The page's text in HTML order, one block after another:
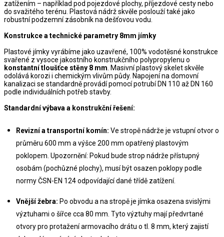
zatížením – například pod pojezdové plochy, příjezdové cesty nebo
do svažitého terénu. Plastová nádrž skvěle poslouží také jako
robustní podzemní zásobník na dešťovou vodu.
Konstrukce a technické parametry 8mm jímky
Plastové jímky vyrábíme jako uzavřené, 100% vodotěsné konstrukce
konstantní tloušťce stěny 8 mm. Masivní plastový skelet skvěle
odolává korozi i chemickým vlivům půdy. Napojení na domovní
kanalizaci se standardně provádí pomocí potrubí DN 110 až DN 160
podle individuálních potřeb stavby.
Standardní výbava a konstrukční řešení:
Revizní a transportní komín: Ve stropě nádrže je vstupní otvor o
průměru 600 mm a výšce 200 mm opatřený plastovým
poklopem. Upozornění: Pokud bude strop nádrže přístupný
osobám (pochůzné plochy), musí být osazen poklopy podle
normy ČSN-EN 124 odpovídající dané třídě zatížení.
Vnější žebra: Po obvodu a na stropě je jímka osazena svislými
výztuhami o šířce cca 80 mm. Tyto výztuhy mají předvrtané
otvory pro protažení armovacího drátu o tl. 8 mm, který zajistí